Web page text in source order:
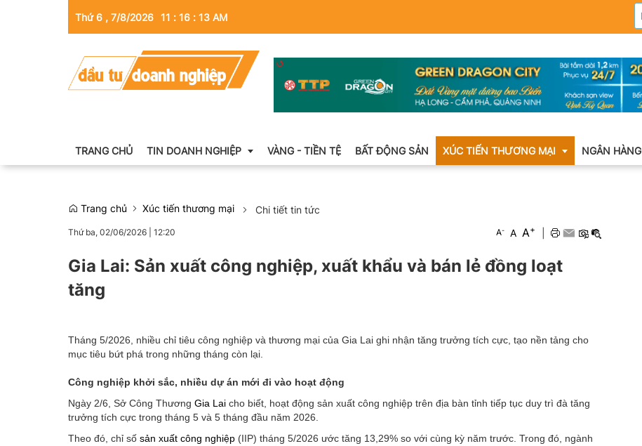
Thứ 6 , 7/8/2026 11 : 16 : 15 AM
TRANG CHỦ TIN DOANH NGHIỆP
Thông tin doanh nghiệp
Kinh tế tài chính
VÀNG - TIỀN TỆ BẤT ĐỘNG SẢN XÚC TIẾN THƯƠNG MẠI
Hội chợ triển lãm
NGÂN HÀNG
Trang chủ Xúc tiến thương mại Chi tiết tin tức
Thứ ba, 02/06/2026 12:20 A- A A+
Gia Lai: Sản xuất công nghiệp, xuất khẩu và bán lẻ đồng loạt
tăng
Tháng 5/2026, nhiều chỉ tiêu công nghiệp và thương mại của Gia Lai ghi nhận tăng trưởng tích cực, tạo nền tảng cho
mục tiêu bứt phá trong những tháng còn lại.
Công nghiệp khởi sắc, nhiều dự án mới đi vào hoạt động
Ngày 2/6, Sở Công Thương Gia Lai cho biết, hoạt động sản xuất công nghiệp trên địa bàn tỉnh tiếp tục duy trì đà tăng
trưởng tích cực trong tháng 5 và 5 tháng đầu năm 2026.
Theo đó, chỉ số sản xuất công nghiệp (IIP) tháng 5/2026 ước tăng 13,29% so với cùng kỳ năm trước. Trong đó, ngành